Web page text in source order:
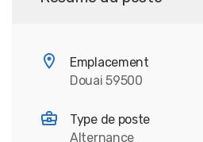
Emplacement
Douai 59500
Type de poste
Alternance